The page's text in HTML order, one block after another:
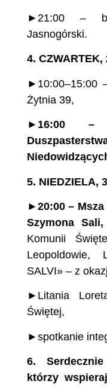
►21:00 –
Jasnogórski.
4. CZWARTEK,
►10:00–15:00
Żytnia 39,
► 16:00 –
5. NIEDZIELA,
► 20:00 – Msza
Szymona Sali,
Komunii
Leopoldowie,
SALVI» – z
►Litania
Świętej,
►spotkanie
6.
którzy